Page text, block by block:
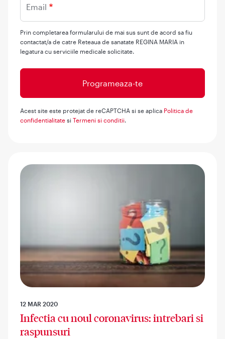
Email
Prin completarea formularului de mai sus sunt de acord sa fiu
contactat/a de catre Reteaua de sanatate REGINA MARIA in
legatura cu serviciile medicale solicitate.
Acest site este protejat de reCAPTCHA si se aplica Politica de
confidentialitate si Termeni si conditii.
12 MAR 2020
Infectia cu noul coronavirus: intrebari si
raspunsuri